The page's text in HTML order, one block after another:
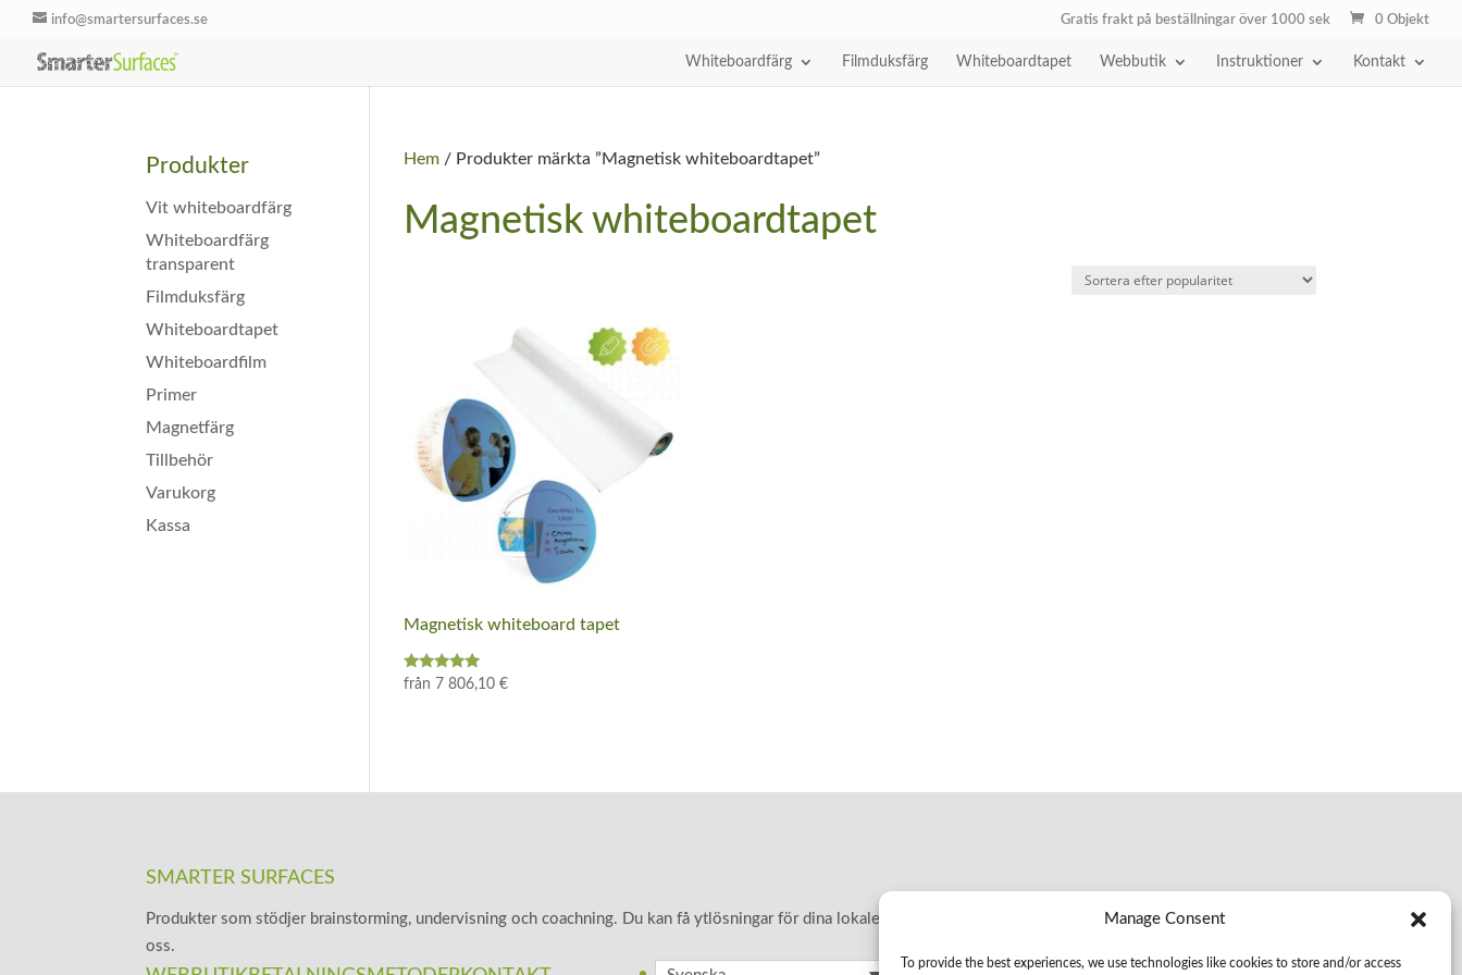
Manage Consent
To provide the best experiences, we use technologies like cookies to store and/or access
info@smartersurfaces.se Gratis frakt på beställningar över 1000 sek 0 Objekt
Whiteboardfärg Filmduksfärg Whiteboardtapet Webbutik Instruktioner Kontakt
Hem/ Produkter märkta ”Magnetisk whiteboardtapet”
Magnetisk whiteboardtapet
Magnetisk whiteboard tapet
Betygsatt
från 7 806,10 €
Produkter
Vit whiteboardfärg
Whiteboardfärg
transparent
Filmduksfärg
Whiteboardtapet
Whiteboardfilm
Primer
Magnetfärg
Tillbehör
Varukorg
Kassa
SMARTER SURFACES
Produkter som stödjer brainstorming, undervisning och coachning. Du kan få ytlösningar för dina lokaler som främjar samarbete, teamwork och produktivitet från
oss.